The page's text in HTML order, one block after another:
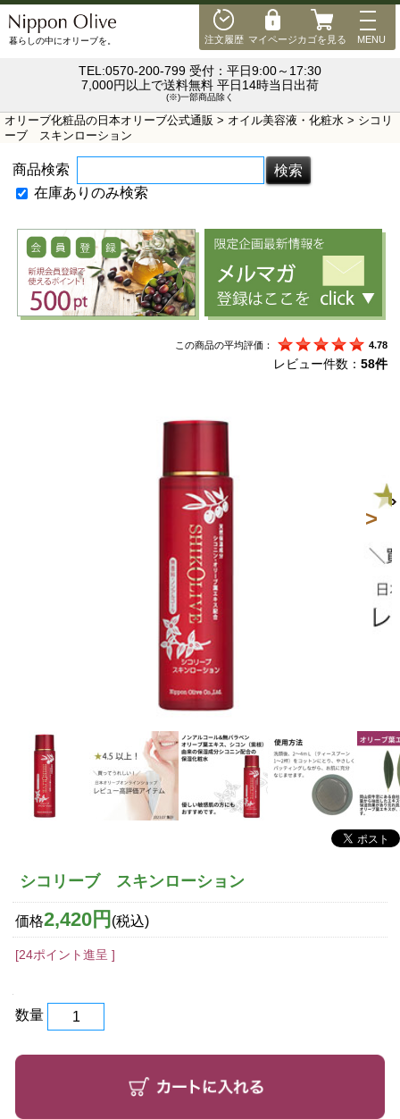
注文履歴 マイページカゴを見る
MENU
MENU
暮らしの中にオリーブを。
TEL:0570-200-799 受付：平日9:00～17:30
7,000円以上で送料無料 平日14時当日出荷
(※)一部商品除く
オリーブ化粧品の日本オリーブ公式通販 > オイル美容液・化粧水 > シコリ
ーブ スキンローション
商品検索
在庫ありのみ検索
この商品の平均評価： 4.78
レビュー件数： 58件
シコリーブ スキンローション
価格2,420円 (税込)
[24ポイント進呈 ]
数量